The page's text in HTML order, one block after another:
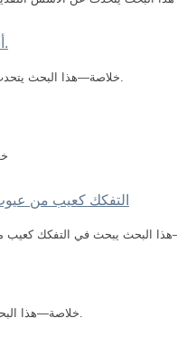
أسلحة ووسائل الناقد عند جماعة الديوان.
خلاصة—هذا البحث يتحدث عن أسلحة ووسائل الناقد عند جماعة الديوان.
التفكك كعيب من
خلاصة—هذا البحث يبحث في التعرف بمدرسة الديوان وأصحابها.